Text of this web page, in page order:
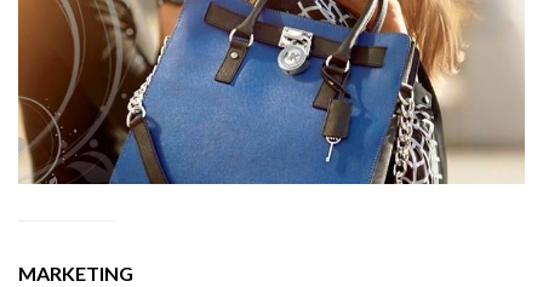
MARKETING